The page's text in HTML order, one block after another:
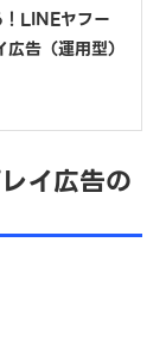
LINEヤフー
告（運用型）
イ広告の